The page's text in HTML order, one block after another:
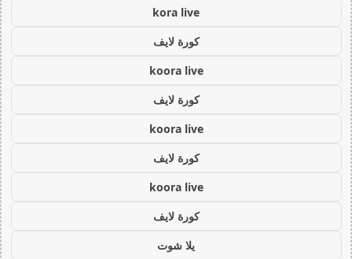
kora live
كورة لايف
koora live
كورة لايف
koora live
كورة لايف
koora live
كورة لايف
يلا شوت